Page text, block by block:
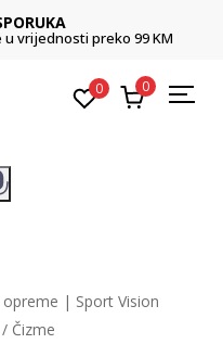
vrijednosti preko 99 KM
0 0
opreme | Sport Vision
Čizme